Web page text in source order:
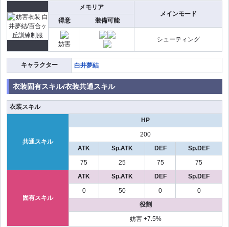
メモリア
メインモード
得意
装備可能
妨害
シューティング
キャラクター 白井夢結
衣装固有スキル/衣装共通スキル
衣装スキル
共通スキル
HP
200
ATK
Sp.ATK DEF
Sp.DEF
75
25 75 75
固有スキル
ATK Sp.ATK DEF
Sp.DEF
0
50 0
0
役割
妨害 +7.5%